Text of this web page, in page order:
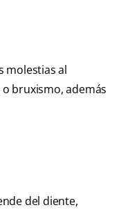
molestias al
bruxismo, además
del diente,